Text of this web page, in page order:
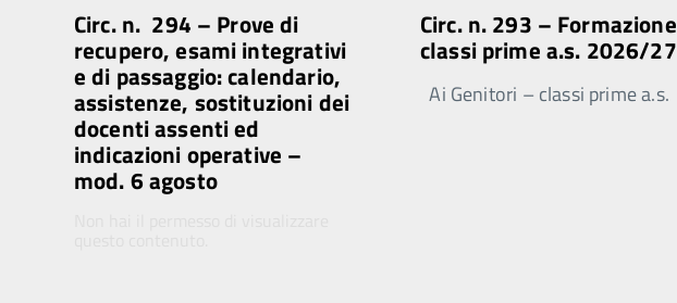
Circ. n. 294 – Prove di
recupero, esami integrativi
e di passaggio: calendario,
assistenze, sostituzioni dei
docenti assenti ed
indicazioni operative –
mod. 6 agosto
Circ. n. 293 – Formazione
classi prime a.s. 2026/27
Ai Genitori – classi prime a.s.